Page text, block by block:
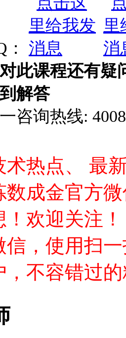
：
此课程还有疑
解答
咨询热线:
术热点、 最
数成金官方
欢迎关注！
信，使用扫
，不容错过